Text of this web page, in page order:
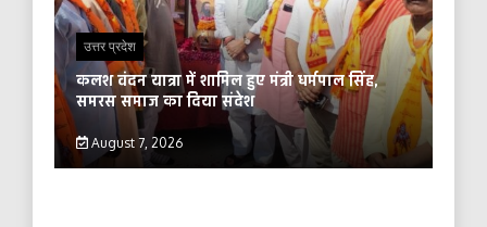
उत्तर प्रदेश
कलश वंदन यात्रा में शामिल हुए मंत्री धर्मपाल सिंह,
समरस समाज का दिया संदेश
August 7, 2026